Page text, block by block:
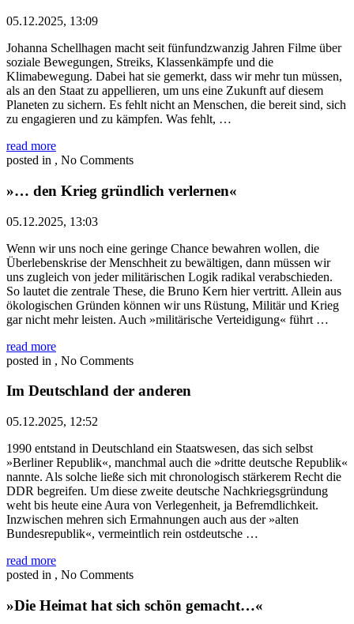
05.12.2025, 13:09
Johanna Schellhagen macht seit fünfundzwanzig Jahren Filme über
soziale Bewegungen, Streiks, Klassenkämpfe und die
Klimabewegung. Dabei hat sie gemerkt, dass wir mehr tun müssen,
als an den Staat zu appellieren, um uns eine Zukunft auf diesem
Planeten zu sichern. Es fehlt nicht an Menschen, die bereit sind, sich
zu engagieren und zu kämpfen. Was fehlt, …
read more
posted in , No Comments
»… den Krieg gründlich verlernen«
05.12.2025, 13:03
Wenn wir uns noch eine geringe Chance bewahren wollen, die
Überlebenskrise der Menschheit zu bewältigen, dann müssen wir
uns zugleich von jeder militärischen Logik radikal verabschieden.
So lautet die zentrale These, die Bruno Kern hier vertritt. Allein aus
ökologischen Gründen können wir uns Rüstung, Militär und Krieg
gar nicht mehr leisten. Auch »militärische Verteidigung« führt …
read more
posted in , No Comments
Im Deutschland der anderen
05.12.2025, 12:52
1990 entstand in Deutschland ein Staatswesen, das sich selbst
»Berliner Republik«, manchmal auch die »dritte deutsche Republik«
nannte. Als solche ließe sich mit chronologisch stärkerem Recht die
DDR begreifen. Um diese zweite deutsche Nachkriegsgründung
weht bis heute eine Aura von Verlegenheit, ja Befremdlichkeit.
Inzwischen mehren sich Ermahnungen auch aus der »alten
Bundesrepublik«, vermeintlich rein ostdeutsche …
read more
posted in , No Comments
»Die Heimat hat sich schön gemacht…«